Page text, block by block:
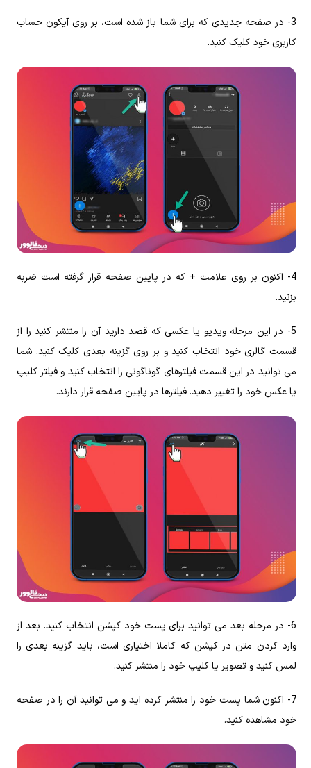
3- در صفحه جدیدی که برای شما باز شده است، بر روی آیکون حساب
کاربری خود کلیک کنید.
4- اکنون بر روی علامت + که در پایین صفحه قرار گرفته است ضربه
بزنید.
5- در این مرحله ویدیو یا عکسی که قصد دارید آن را منتشر کنید را از
قسمت گالری خود انتخاب کنید و بر روی گزینه بعدی کلیک کنید. شما
می توانید در این قسمت فیلترهای گوناگونی را انتخاب کنید و فیلتر کلیپ
یا عکس خود را تغییر دهید. فیلترها در پایین صفحه قرار دارند.
6- در مرحله بعد می توانید برای پست خود کپشن انتخاب کنید. بعد از
وارد کردن متن در کپشن که کاملا اختیاری است، باید گزینه بعدی را
لمس کنید و تصویر یا کلیپ خود را منتشر کنید.
7- اکنون شما پست خود را منتشر کرده اید و می توانید آن را در صفحه
خود مشاهده کنید.